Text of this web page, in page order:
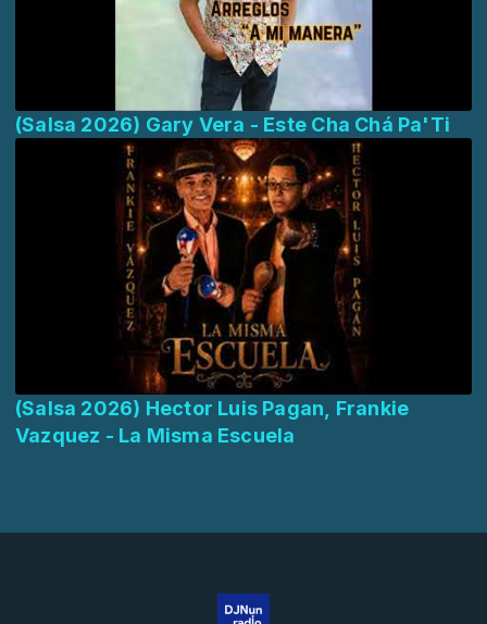
(Salsa 2026) Gary Vera - Este Cha Chá Pa'Ti
(Salsa 2026) Hector Luis Pagan, Frankie
Vazquez - La Misma Escuela